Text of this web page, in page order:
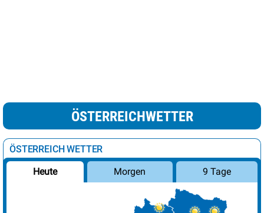
ÖSTERREICHWETTER
ÖSTERREICH WETTER
Heute Morgen 9 Tage